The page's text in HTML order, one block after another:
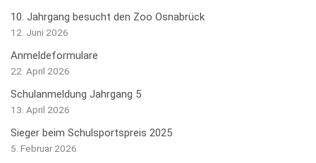
10. Jahrgang besucht den Zoo Osnabrück
12. Juni 2026
Anmeldeformulare
22. April 2026
Schulanmeldung Jahrgang 5
13. April 2026
Sieger beim Schulsportspreis 2025
5. Februar 2026